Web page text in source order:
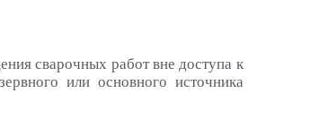
сварочных работ вне доступа к
или основного источника